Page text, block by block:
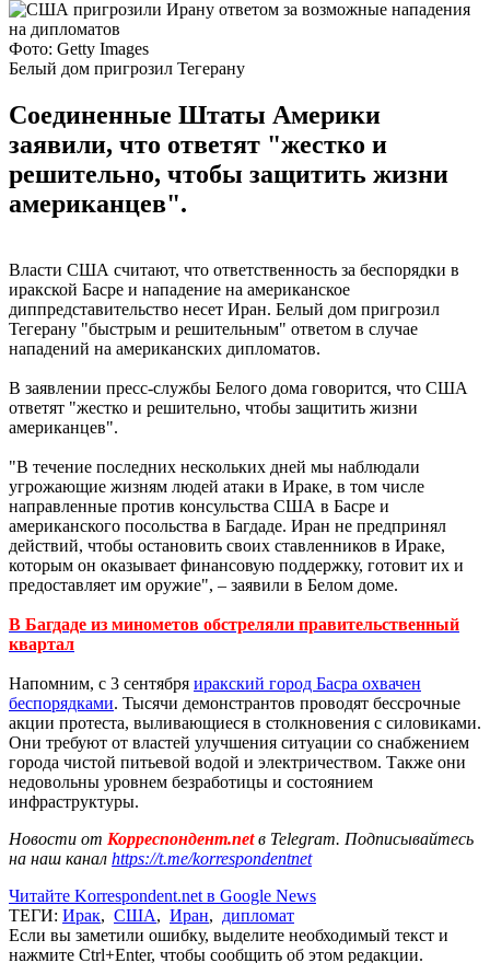
Фото: Getty Images
Белый дом пригрозил Тегерану
Соединенные Штаты Америки
заявили, что ответят "жестко и
решительно, чтобы защитить жизни
американцев".
Власти США считают, что ответственность за беспорядки в
иракской Басре и нападение на американское
диппредставительство несет Иран. Белый дом пригрозил
Тегерану "быстрым и решительным" ответом в случае
нападений на американских дипломатов.
В заявлении пресс-службы Белого дома говорится, что США
ответят "жестко и решительно, чтобы защитить жизни
американцев".
"В течение последних нескольких дней мы наблюдали
угрожающие жизням людей атаки в Ираке, в том числе
направленные против консульства США в Басре и
американского посольства в Багдаде. Иран не предпринял
действий, чтобы остановить своих ставленников в Ираке,
которым он оказывает финансовую поддержку, готовит их и
предоставляет им оружие", – заявили в Белом доме.
В Багдаде из минометов обстреляли правительственный
квартал
Напомним, с 3 сентября иракский город Басра охвачен
беспорядками. Тысячи демонстрантов проводят бессрочные
акции протеста, выливающиеся в столкновения с силовиками.
Они требуют от властей улучшения ситуации со снабжением
города чистой питьевой водой и электричеством. Также они
недовольны уровнем безработицы и состоянием
инфраструктуры.
Новости от Корреспондент.netв Telegram. Подписывайтесь
на наш канал https://t.me/korrespondentnet
Читайте Korrespondent.net в Google News
ТЕГИ: Ирак, США, Иран, дипломат
Если вы заметили ошибку, выделите необходимый текст и
нажмите Ctrl+Enter, чтобы сообщить об этом редакции.